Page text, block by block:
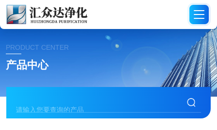
PRODUCT CENTER
产品中心